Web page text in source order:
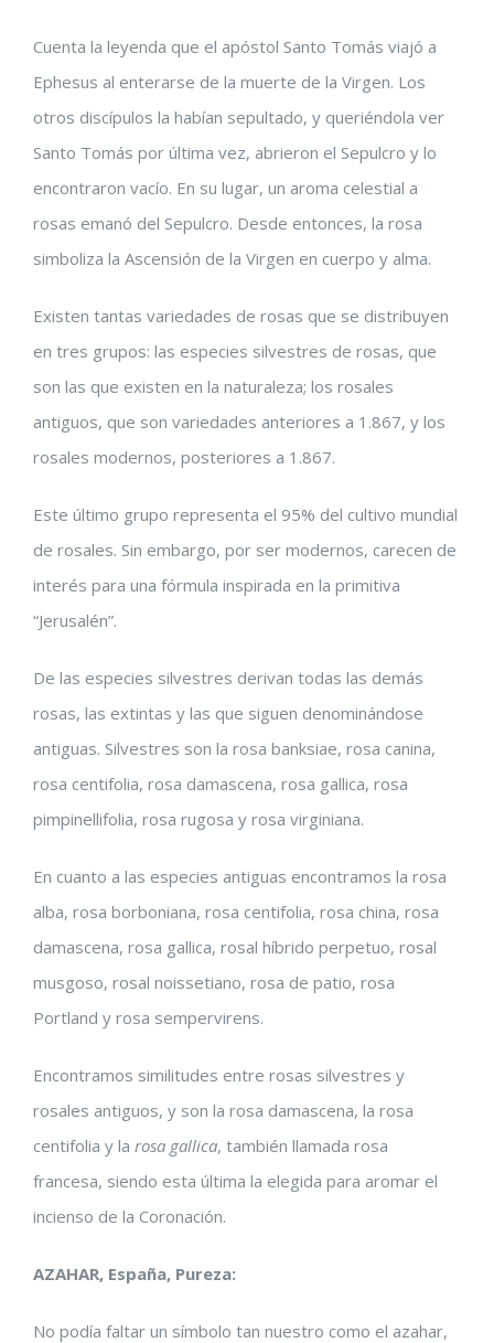
Cuenta la leyenda que el apóstol Santo Tomás viajó a
Ephesus al enterarse de la muerte de la Virgen. Los
otros discípulos la habían sepultado, y queriéndola ver
Santo Tomás por última vez, abrieron el Sepulcro y lo
encontraron vacío. En su lugar, un aroma celestial a
rosas emanó del Sepulcro. Desde entonces, la rosa
simboliza la Ascensión de la Virgen en cuerpo y alma.
Existen tantas variedades de rosas que se distribuyen
en tres grupos: las especies silvestres de rosas, que
son las que existen en la naturaleza; los rosales
antiguos, que son variedades anteriores a 1.867, y los
rosales modernos, posteriores a 1.867.
Este último grupo representa el 95% del cultivo mundial
de rosales. Sin embargo, por ser modernos, carecen de
interés para una fórmula inspirada en la primitiva
“Jerusalén”.
De las especies silvestres derivan todas las demás
rosas, las extintas y las que siguen denominándose
antiguas. Silvestres son la rosa banksiae, rosa canina,
rosa centifolia, rosa damascena, rosa gallica, rosa
pimpinellifolia, rosa rugosa y rosa virginiana.
En cuanto a las especies antiguas encontramos la rosa
alba, rosa borboniana, rosa centifolia, rosa china, rosa
damascena, rosa gallica, rosal híbrido perpetuo, rosal
musgoso, rosal noissetiano, rosa de patio, rosa
Portland y rosa sempervirens.
Encontramos similitudes entre rosas silvestres y
rosales antiguos, y son la rosa damascena, la rosa
centifolia y la rosa gallica, también llamada rosa
francesa, siendo esta última la elegida para aromar el
incienso de la Coronación.
AZAHAR, España, Pureza:
No podía faltar un símbolo tan nuestro como el azahar,